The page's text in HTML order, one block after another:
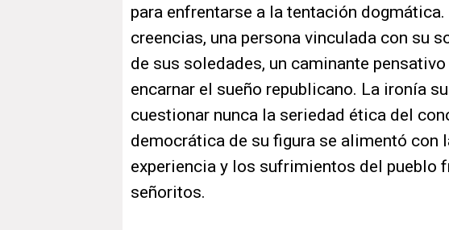
para enfrentarse a la tentación
creencias, una persona vinculada con su
de sus soledades, un caminante
encarnar el sueño republicano. La ironía
cuestionar nunca la seriedad ética del
democrática de su figura se alimentó con
experiencia y los sufrimientos del pueblo
señoritos.